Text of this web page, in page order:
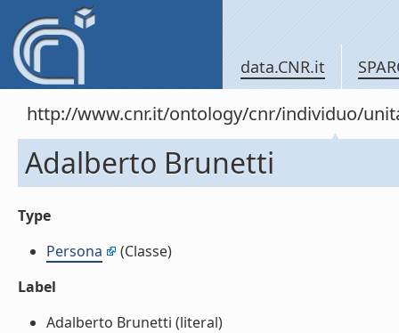
data.CNR.it
http://www.cnr.it/ontology/cnr/individuo/
Adalberto Brunetti
Type
Persona
(Classe)
Label
Adalberto Brunetti (literal)